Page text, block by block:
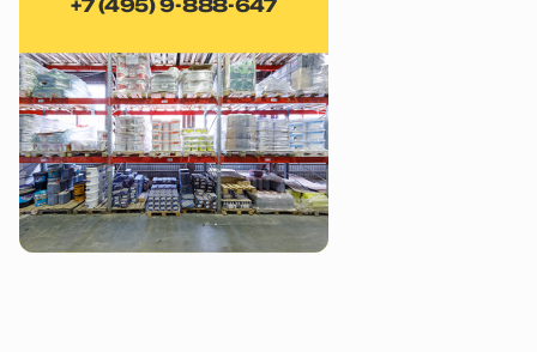
+7 (495) 9-888-647